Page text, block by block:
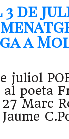
de
a
juliol
al poeta
Marc